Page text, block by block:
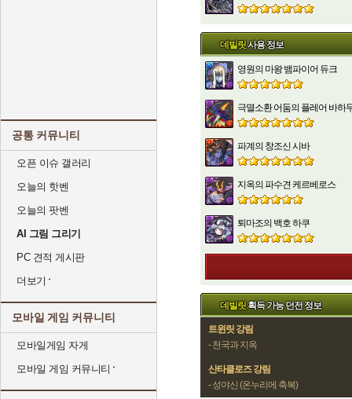
공통 커뮤니티
오픈 이슈 갤러리
오늘의 핫벤
오늘의 팟벤
AI 그림 그리기
PC 견적 게시판
더보기
모바일 게임 커뮤니티
모바일게임 자게
모바일 게임 커뮤니티
데빌릿사용 정보
영원의 마왕 뱀파이어 듀크
극멸소환 어둠의 플레어 바하
파계의 창조신 시바
지옥의 파수견 케르베로스
퇴마조의 백호 하쿠
데빌릿획득 가능 던전 정보
트윈릿 강림
- 천국과 지옥
산타클로즈 강림
- 성야신 (온누리에 축복)